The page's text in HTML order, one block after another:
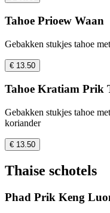
Tahoe Prioew Waan
Gebakken stukjes tahoe
€ 13.50
Tahoe Kratiam Prik
Gebakken stukjes tahoe
koriander
€ 13.50
Thaise schotels
Phad Prik Keng